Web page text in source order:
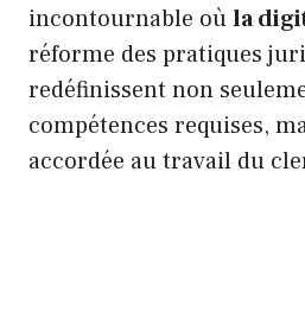
incontournable oùla
réforme des pratiques
redéfinissent non
compétences requises,
accordée au travail du